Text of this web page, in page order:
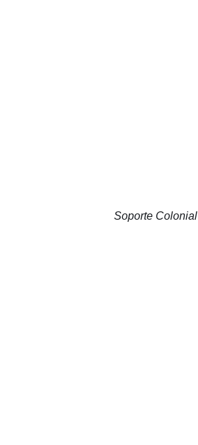
Soporte Colonial